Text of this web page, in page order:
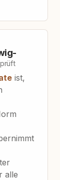
ist,
alle